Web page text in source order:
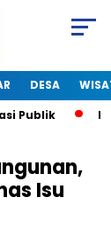
DESA
Isu